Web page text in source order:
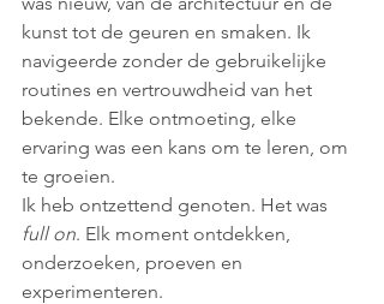
kunst tot de geuren en smaken. Ik
navigeerde zonder de gebruikelijke
routines en vertrouwdheid van het
bekende. Elke ontmoeting, elke
ervaring was een kans om te leren, om
te groeien.
Ik heb ontzettend genoten. Het was
full on. Elk moment ontdekken,
onderzoeken, proeven en
experimenteren.